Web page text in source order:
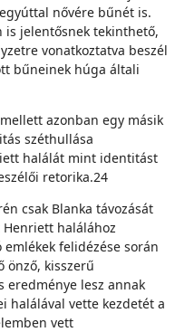
nővére bűnét is.
is jelentősnek tekinthető,
vonatkoztatva beszél
bűneinek húga általi
azonban egy másik
széthullása
halálát mint identitást
retorika.24
csak Blanka távozását
halálához
felidézése során
önző, kisszerű
eredménye lesz annak
halálával vette kezdetét a
vett